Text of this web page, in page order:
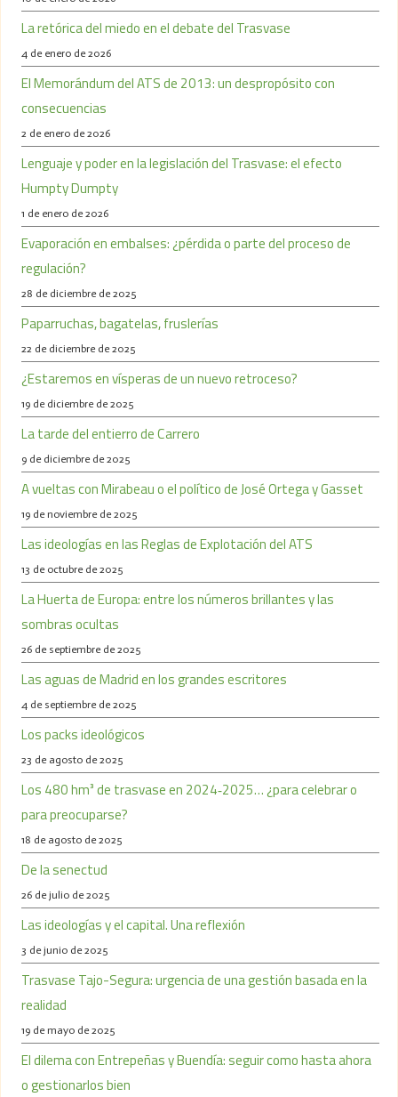
La retórica del miedo en el debate del Trasvase
4 de enero de 2026
El Memorándum del ATS de 2013: un despropósito con
consecuencias
2 de enero de 2026
Lenguaje y poder en la legislación del Trasvase: el efecto
Humpty Dumpty
1 de enero de 2026
Evaporación en embalses: ¿pérdida o parte del proceso de
regulación?
28 de diciembre de 2025
Paparruchas, bagatelas, fruslerías
22 de diciembre de 2025
¿Estaremos en vísperas de un nuevo retroceso?
19 de diciembre de 2025
La tarde del entierro de Carrero
9 de diciembre de 2025
A vueltas con Mirabeau o el político de José Ortega y Gasset
19 de noviembre de 2025
Las ideologías en las Reglas de Explotación del ATS
13 de octubre de 2025
La Huerta de Europa: entre los números brillantes y las
sombras ocultas
26 de septiembre de 2025
Las aguas de Madrid en los grandes escritores
4 de septiembre de 2025
Los packs ideológicos
23 de agosto de 2025
Los 480 hm³ de trasvase en 2024‑2025… ¿para celebrar o
para preocuparse?
18 de agosto de 2025
De la senectud
26 de julio de 2025
Las ideologías y el capital. Una reflexión
3 de junio de 2025
Trasvase Tajo-Segura: urgencia de una gestión basada en la
realidad
19 de mayo de 2025
El dilema con Entrepeñas y Buendía: seguir como hasta ahora
o gestionarlos bien